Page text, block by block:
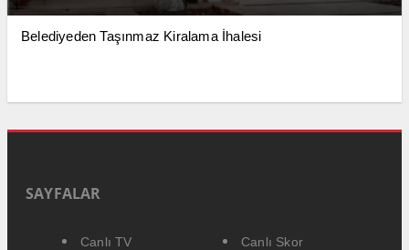
Belediyeden Taşınmaz Kiralama İhalesi
SAYFALAR
Canlı TV
Canlı Skor